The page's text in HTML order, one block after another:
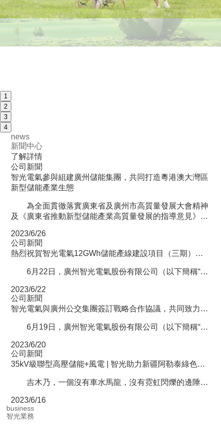
1
2
3
4
news
新聞中心
了解詳情
公司新聞
智光電氣參與組建廣州儲能集團，共同打造粵港澳大灣區
新型儲能產業生態
為全面貫徹落實廣東省及廣州市高質量發展大會精神
及《廣東省推動新型儲能產業高質量發展的指導意見》，
公司（以下簡稱“智光電氣”）與多家A股企業共同出資...
2023/6/26
公司新聞
熱烈祝賀智光電氣12GWh儲能產線建設項目（三期）工程開工大吉！
6月22日，廣州智光電氣股份有限公司（以下簡稱“智光電氣”）12GWh儲能產線建設項目三期工程（以下簡稱“永和園區二期”）于廣州市黃埔區舉行。智光電氣董事長兼總裁李永喜、副總裁吳文忠、副總裁曹承鋒等公司領導...
2023/6/22
公司新聞
智光電氣與廣州公交集團簽訂戰略合作協議，共同致力于打造公交場景特色數字化低碳智慧綜合能源平臺和服務新模式
6月19日，廣州智光電氣股份有限公司（以下簡稱“智光電氣”）與廣州市公共交通集團有限公司（以下簡稱“廣州公交集團”）舉行戰略合作簽約儀式，共同致力于在多方面領域建立戰略合作伙伴關系，打造公交場景特色數...
2023/6/20
公司新聞
35kV級聯型高壓儲能+風電 | 智光助力新疆阿勒泰綠色發展
吉木乃，一個沒有車水馬龍，沒有霓虹閃爍的邊陲小鎮，擁有草原石城、高山冰緣區國家濕地公園、紅山湖民族風情園等名勝古跡，作為新疆阿勒泰重要的旅游區域，近日見證了歷史性關鍵的時刻——由廣州智光電氣股份...
2023/6/16
business
智光業務